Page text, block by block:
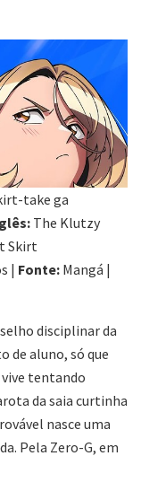
take ga
The Klutzy
Skirt
| Fonte: Mangá |
disciplinar da
de aluno, só que
vive tentando
da saia curtinha
nasce uma
Pela Zero-G, em